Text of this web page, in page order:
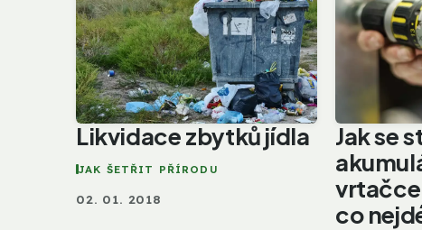
Likvidace zbytků jídla
JAK ŠETŘIT PŘÍRODU
02. 01. 2018
Jak se
co